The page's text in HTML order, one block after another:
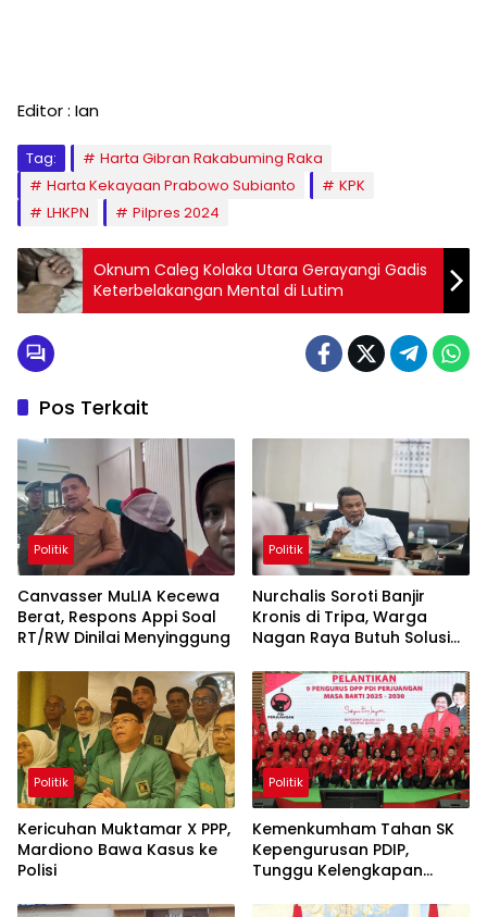
Editor : Ian
Tag:
Harta Gibran Rakabuming Raka
Harta Kekayaan Prabowo Subianto
KPK
LHKPN
Pilpres 2024
Oknum Caleg Kolaka Utara Gerayangi Gadis
Keterbelakangan Mental di Lutim
Pos Terkait
Politik
Canvasser MuLIA Kecewa
Berat, Respons Appi Soal
RT/RW Dinilai Menyinggung
Politik
Nurchalis Soroti Banjir
Kronis di Tripa, Warga
Nagan Raya Butuh Solusi
Politik
Kericuhan Muktamar X PPP,
Mardiono Bawa Kasus ke
Polisi
Politik
Kemenkumham Tahan SK
Kepengurusan PDIP,
Tunggu Kelengkapan